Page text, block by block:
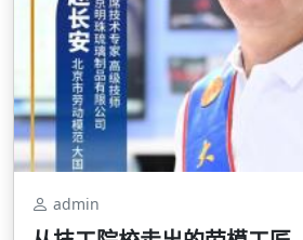
admin